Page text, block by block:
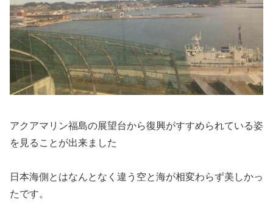
アクアマリン福島の展望台から復興がすすめられている姿
を見ることが出来ました
日本海側とはなんとなく違う空と海が相変わらず美しかっ
たです。